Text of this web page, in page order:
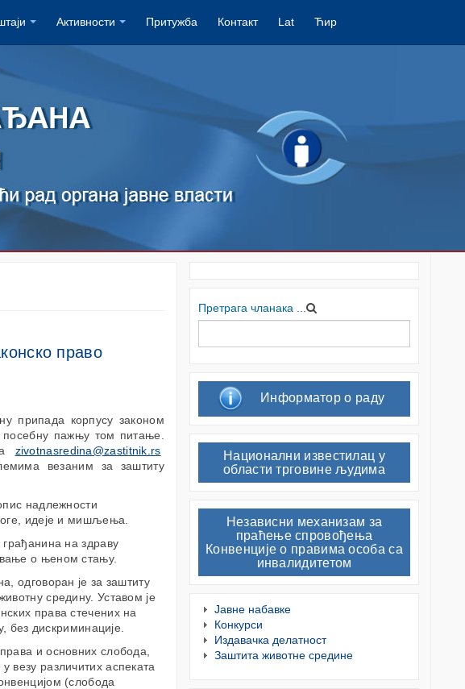
Активности Притужба Контакт Lat Ћир
право
припада корпусу законом
посебну пажњу том питање.
zivotnasredina@zastitnik.rs
везаним за заштиту
надлежности
идеје и мишљења.
грађанина на здраву
о њеном стању.
одговоран је за заштиту
средину. Уставом је
права стечених на
без дискриминације.
и основних слобода,
везу различитих аспеката
(слобода
Претрага чланака ...
Информатор о раду
Национални известилац у
области трговине људима
Независни механизам за
праћење спровођења
Конвенције о правима особа са
инвалидитетом
Јавне набавке
Конкурси
Издавачка делатност
Заштита животне средине